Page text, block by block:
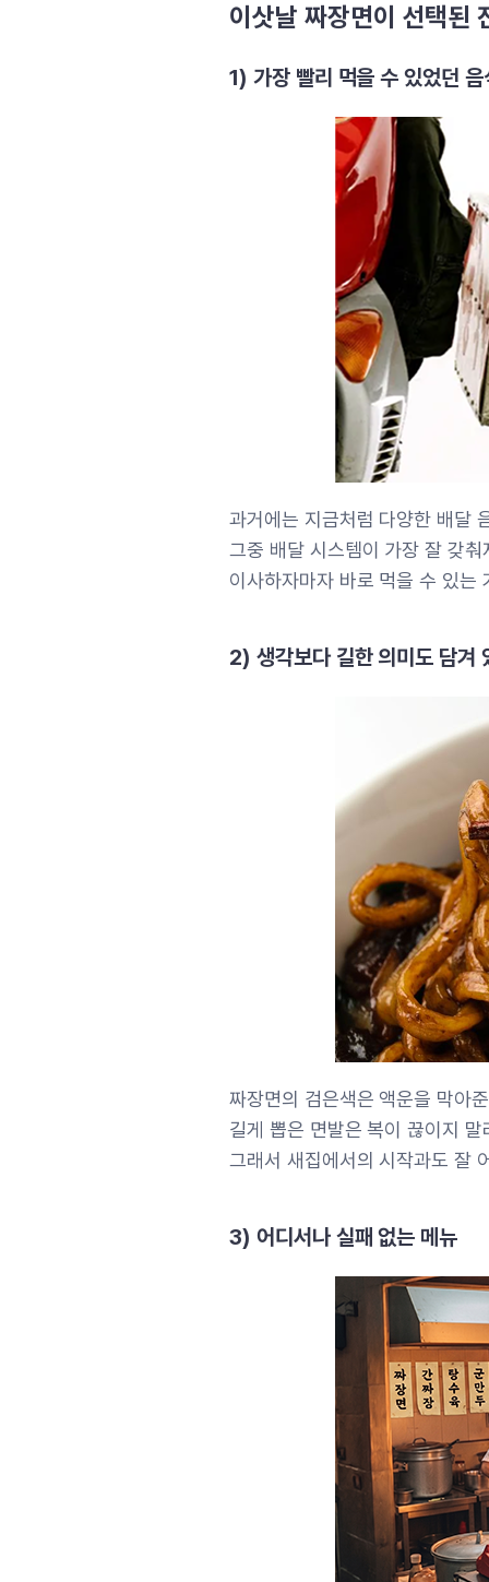
이삿날 짜장면이 선택된
1) 가장 빨리 먹을 수 있었던 음
과거에는 지금처럼 다양한 배달
그중 배달 시스템이 가장 잘 갖
이사하자마자 바로 먹을 수 있는
2) 생각보다 길한 의미도 담겨
짜장면의 검은색은 액운을 막아
길게 뽑은 면발은 복이 끊이지
그래서 새집에서의 시작과도 잘
3) 어디서나 실패 없는 메뉴